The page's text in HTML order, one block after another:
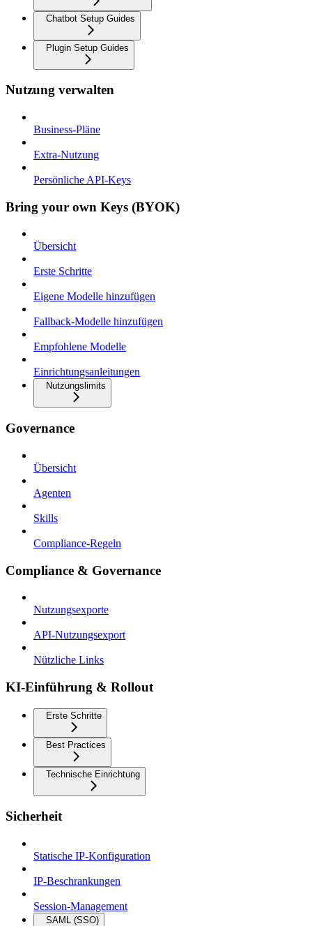
Chatbot Setup Guides
Plugin Setup Guides
Nutzung verwalten
Business-Pläne
Extra-Nutzung
Persönliche API-Keys
Bring your own Keys (BYOK)
Übersicht
Erste Schritte
Eigene Modelle hinzufügen
Fallback-Modelle hinzufügen
Empfohlene Modelle
Einrichtungsanleitungen
Nutzungslimits
Governance
Übersicht
Agenten
Skills
Compliance-Regeln
Compliance & Governance
Nutzungsexporte
API-Nutzungsexport
Nützliche Links
KI-Einführung & Rollout
Erste Schritte
Best Practices
Technische Einrichtung
Sicherheit
Statische IP-Konfiguration
IP-Beschrankungen
Session-Management
SAML (SSO)